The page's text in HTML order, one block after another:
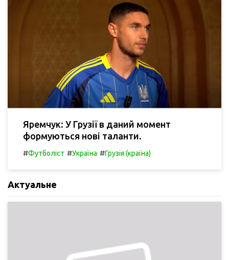
Яремчук: У Грузії в даний момент
формуються нові таланти.
#Футболіст #Україна #Грузія (країна)
Актуальне